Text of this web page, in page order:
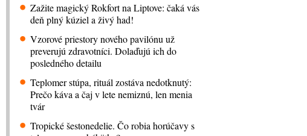
Zažite magický Rokfort na Liptove: čaká vás
deň plný kúziel a živý had!
Vzorové priestory nového pavilónu už
preverujú zdravotníci. Dolaďujú ich do
posledného detailu
Teplomer stúpa, rituál zostáva nedotknutý:
Prečo káva a čaj v lete nemiznú, len menia
tvár
Tropické šestonedelie. Čo robia horúčavy s